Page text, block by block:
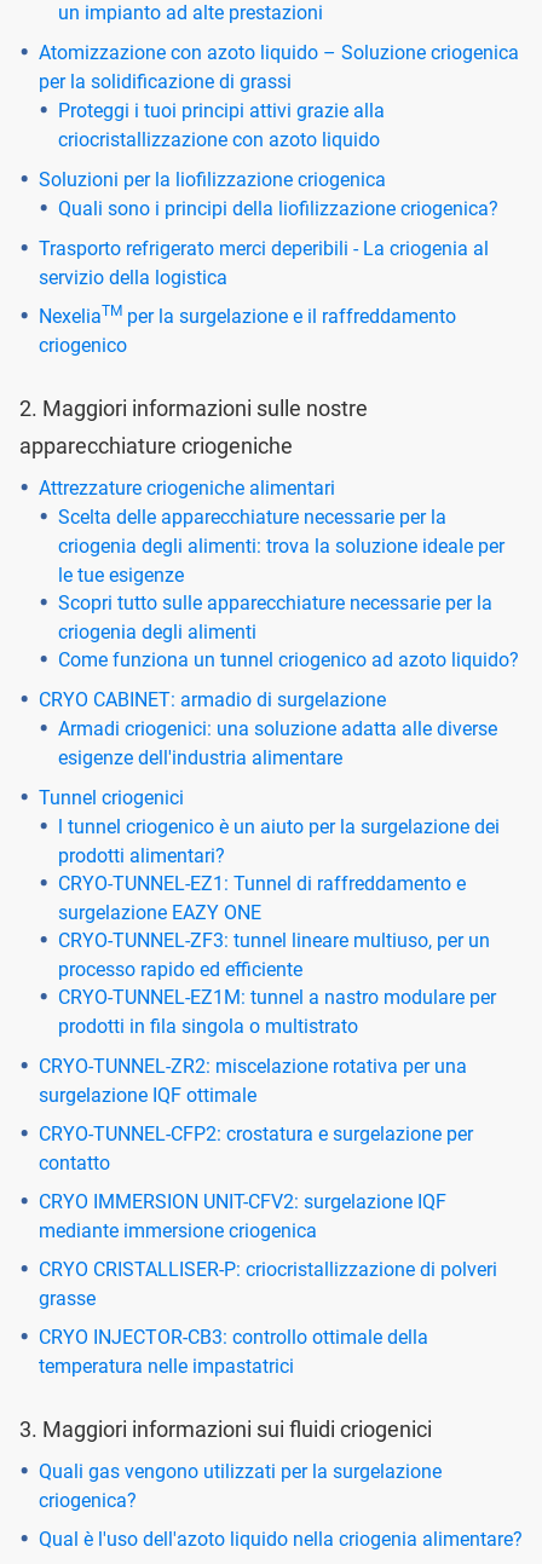
un impianto ad alte prestazioni
Atomizzazione con azoto liquido – Soluzione criogenica
per la solidificazione di grassi
Proteggi i tuoi principi attivi grazie alla
criocristallizzazione con azoto liquido
Soluzioni per la liofilizzazione criogenica
Quali sono i principi della liofilizzazione criogenica?
Trasporto refrigerato merci deperibili - La criogenia al
servizio della logistica
NexeliaTM per la surgelazione e il raffreddamento
criogenico
2. Maggiori informazioni sulle nostre
apparecchiature criogeniche
Attrezzature criogeniche alimentari
Scelta delle apparecchiature necessarie per la
criogenia degli alimenti: trova la soluzione ideale per
le tue esigenze
Scopri tutto sulle apparecchiature necessarie per la
criogenia degli alimenti
Come funziona un tunnel criogenico ad azoto liquido?
CRYO CABINET: armadio di surgelazione
Armadi criogenici: una soluzione adatta alle diverse
esigenze dell'industria alimentare
Tunnel criogenici
l tunnel criogenico è un aiuto per la surgelazione dei
prodotti alimentari?
CRYO-TUNNEL-EZ1: Tunnel di raffreddamento e
surgelazione EAZY ONE
CRYO-TUNNEL-ZF3: tunnel lineare multiuso, per un
processo rapido ed efficiente
CRYO-TUNNEL-EZ1M: tunnel a nastro modulare per
prodotti in fila singola o multistrato
CRYO-TUNNEL-ZR2: miscelazione rotativa per una
surgelazione IQF ottimale
CRYO-TUNNEL-CFP2: crostatura e surgelazione per
contatto
CRYO IMMERSION UNIT-CFV2: surgelazione IQF
mediante immersione criogenica
CRYO CRISTALLISER-P: criocristallizzazione di polveri
grasse
CRYO INJECTOR-CB3: controllo ottimale della
temperatura nelle impastatrici
3. Maggiori informazioni sui fluidi criogenici
Quali gas vengono utilizzati per la surgelazione
criogenica?
Qual è l'uso dell'azoto liquido nella criogenia alimentare?